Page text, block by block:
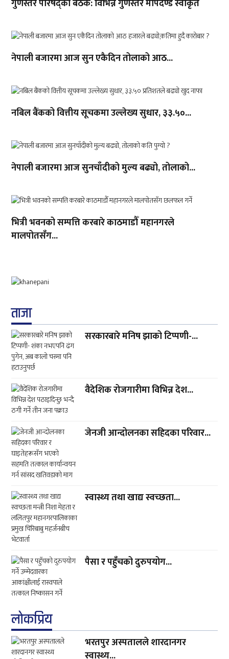
गुणस्तर परिषद्को बैठक: विभिन्न गुणस्तर मापदण्ड स्वीकृत
नेपाली बजारमा आज सुन एकैदिन तोलाको आठ...
नबिल बैंकको वित्तीय सूचकमा उल्लेख्य सुधार, ३३.५०...
नेपाली बजारमा आज सुनचाँदीको मुल्य बढ्यो, तोलाको...
भित्री भवनको सम्पत्ति करबारे काठमाडौँ महानगरले
मालपोतसँग...
ताजा
सरकारबारे मनिष झाको टिप्पणी-...
वैदेशिक रोजगारीमा विभिन्न देश...
जेनजी आन्दोलनका सहिदका परिवार...
स्वास्थ्य तथा खाद्य स्वच्छता...
पैसा र पहुँचको दुरुपयोग...
लाेकप्रिय
भरतपुर अस्पतालले शारदानगर